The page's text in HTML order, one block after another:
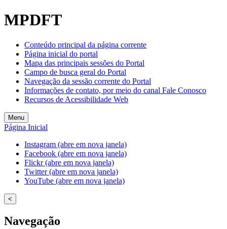
Welcome
to
One
Accessibility
screen
reader.
start
All
in
One
Accessibility
screen
reader,
press
"Ctrl
/".
This
shortcut
activates
MPDFT
Conteúdo principal da página corrente
Página inicial do portal
Mapa das principais sessões do Portal
Campo de busca geral do Portal
Navegação da sessão corrente do Portal
Informações de contato, por meio do canal Fale Conosco
Recursos de Acessibilidade Web
Menu
Página Inicial
Instagram (abre em nova janela)
Facebook (abre em nova janela)
Flickr (abre em nova janela)
Twitter (abre em nova janela)
YouTube (abre em nova janela)
<
Navegação